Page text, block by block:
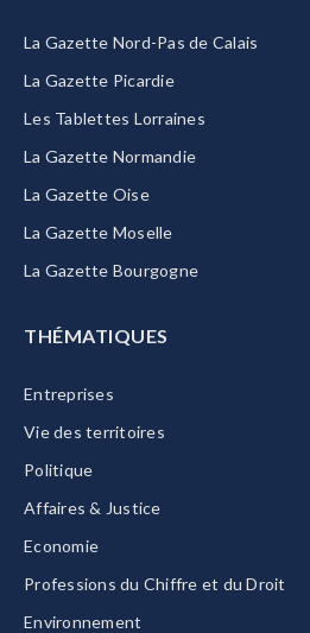
La Gazette Nord-Pas de Calais
La Gazette Picardie
Les Tablettes Lorraines
La Gazette Normandie
La Gazette Oise
La Gazette Moselle
La Gazette Bourgogne
THÉMATIQUES
Entreprises
Vie des territoires
Politique
Affaires & Justice
Economie
Professions du Chiffre et du Droit
Environnement